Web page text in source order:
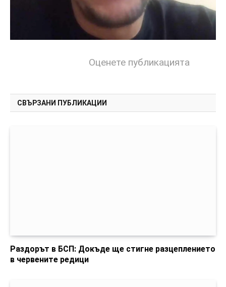
Оценете публикацията
СВЪРЗАНИ ПУБЛИКАЦИИ
Раздорът в БСП: Докъде ще стигне разцеплението
в червените редици